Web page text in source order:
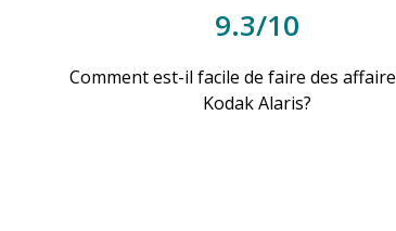
9.3/10
Comment est-il facile de faire des
Kodak Alaris?